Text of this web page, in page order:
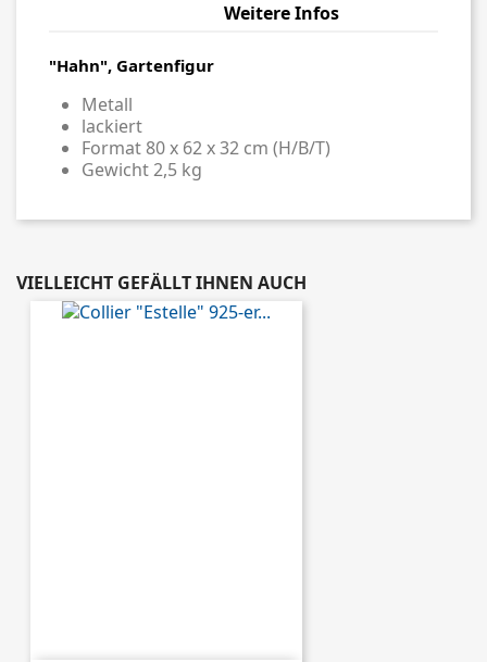
Weitere Infos
"Hahn", Gartenfigur
Metall
lackiert
Format 80 x 62 x 32 cm (H/B/T)
Gewicht 2,5 kg
VIELLEICHT GEFÄLLT IHNEN AUCH